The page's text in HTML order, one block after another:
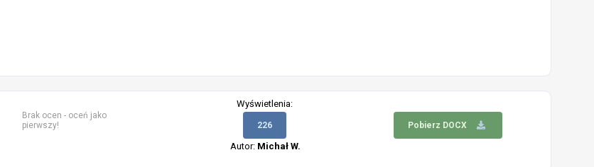
Brak ocen - oceń jako
pierwszy!
Wyświetlenia:
226 Pobierz DOCX
Autor: Michał W.